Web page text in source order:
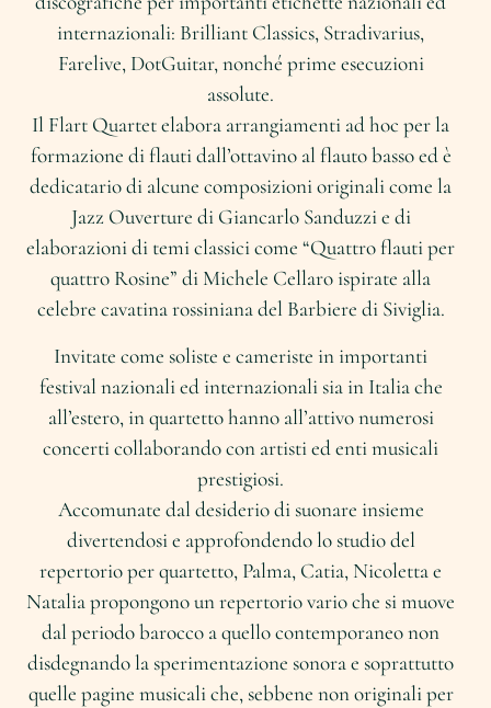
internazionali: Brilliant Classics, Stradivarius,
Farelive, DotGuitar, nonché prime esecuzioni
assolute.
Il Flart Quartet elabora arrangiamenti ad hoc per la
formazione di flauti dall’ottavino al flauto basso ed è
dedicatario di alcune composizioni originali come la
Jazz Ouverture di Giancarlo Sanduzzi e di
elaborazioni di temi classici come “Quattro flauti per
quattro Rosine” di Michele Cellaro ispirate alla
celebre cavatina rossiniana del Barbiere di Siviglia.
Invitate come soliste e cameriste in importanti
festival nazionali ed internazionali sia in Italia che
all’estero, in quartetto hanno all’attivo numerosi
concerti collaborando con artisti ed enti musicali
prestigiosi.
Accomunate dal desiderio di suonare insieme
divertendosi e approfondendo lo studio del
repertorio per quartetto, Palma, Catia, Nicoletta e
Natalia propongono un repertorio vario che si muove
dal periodo barocco a quello contemporaneo non
disdegnando la sperimentazione sonora e soprattutto
quelle pagine musicali che, sebbene non originali per